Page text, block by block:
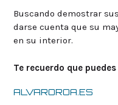
Buscando demostrar
darse cuenta que su
en su interior.
Te recuerdo que
ALVAROROA.ES